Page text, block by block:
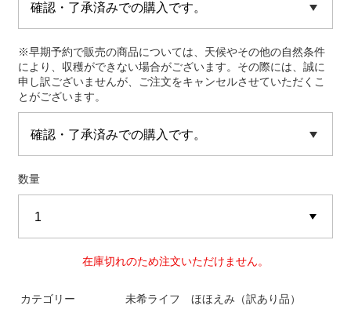
※早期予約で販売の商品については、天候やその他の自然条件
により、収穫ができない場合がございます。その際には、誠に
申し訳ございませんが、ご注文をキャンセルさせていただくこ
とがございます。
数量
在庫切れのため注文いただけません。
カテゴリー 未希ライフ ほほえみ（訳あり品）